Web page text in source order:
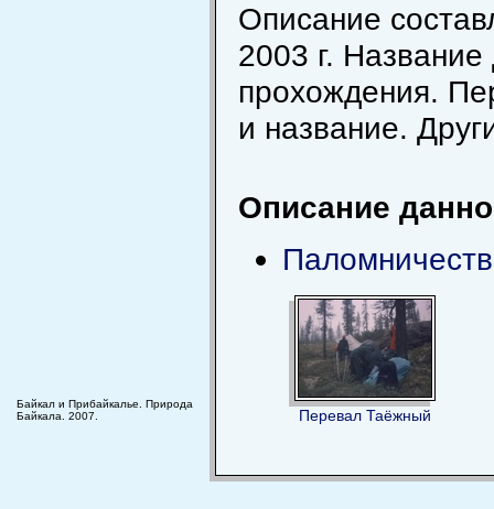
Описание
2003 г.
прохождения.
и название.
Описание
Перевал Таёжный
Байкал и Прибайкалье. Природа
Байкала. 2007.